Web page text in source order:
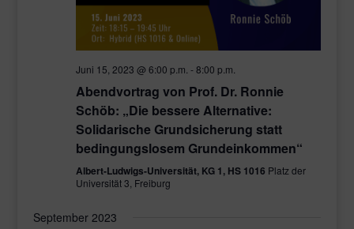
Juni 15, 2023 @ 6:00 p.m. -8:00 p.m.
Abendvortrag von Prof. Dr. Ronnie
Schöb: „Die bessere Alternative:
Solidarische Grundsicherung statt
bedingungslosem Grundeinkommen“
Albert-Ludwigs-Universität, KG 1, HS 1016 Platz der
Universität 3, Freiburg
September 2023